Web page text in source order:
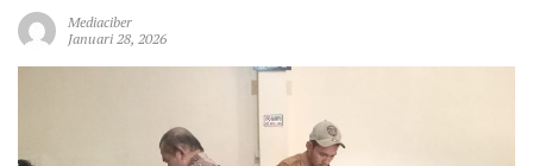
Mediaciber
Januari 28, 2026